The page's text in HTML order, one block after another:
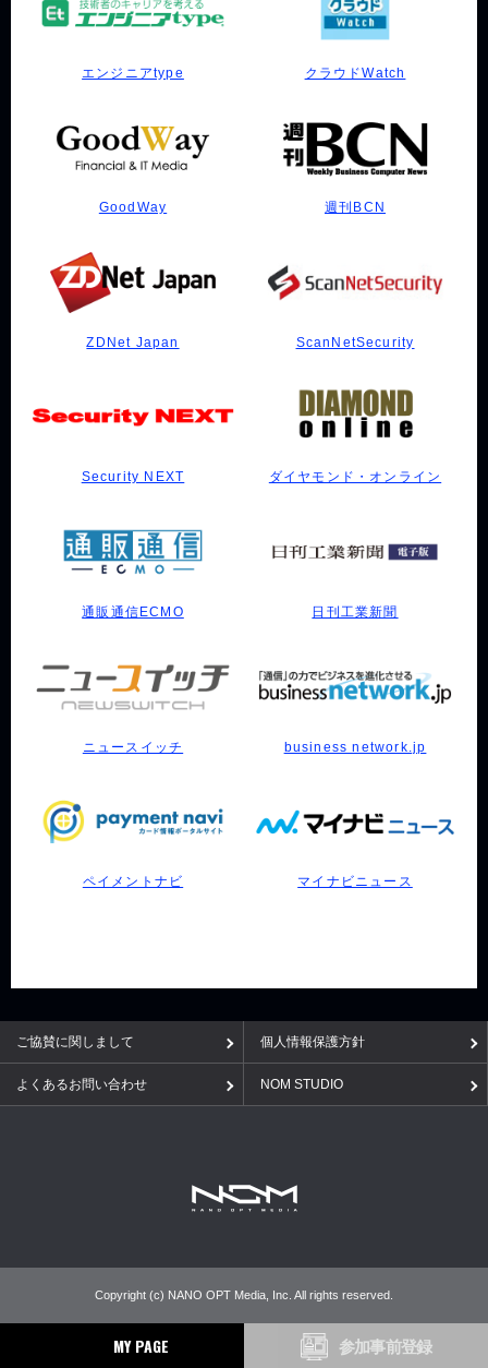
MY PAGE 参加事前登録
エンジニアtype クラウドWatch
GoodWay 週刊BCN
ZDNet Japan ScanNetSecurity
Security NEXT ダイヤモンド・オンライン
通販通信ECMO 日刊工業新聞
ニュースイッチ business network.jp
ペイメントナビ マイナビニュース
ご協賛に関しまして 個人情報保護方針
よくあるお問い合わせ NOM STUDIO
Copyright (c) NANO OPT Media, Inc. All rights reserved.